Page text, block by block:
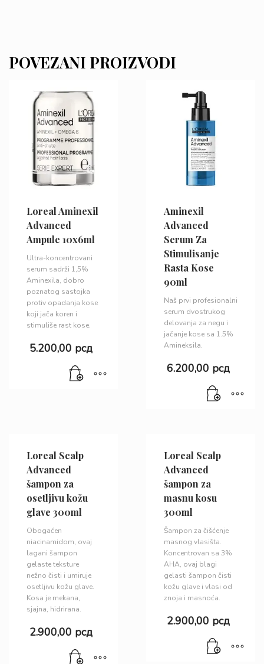
POVEZANI PROIZVODI
Loreal Aminexil
Advanced
Ampule 10x6ml
Ultra-koncentrovani
serum sadrži 1,5%
Aminexila, dobro
poznatog sastojka
protiv opadanja kose
koji jača koren i
stimuliše rast kose.
5.200,00 рсд
Aminexil
Advanced
Serum Za
Stimulisanje
Rasta Kose
90ml
Naš prvi profesionalni
serum dvostrukog
delovanja za negu i
jačanje kose sa 1.5%
Amineksila.
6.200,00 рсд
Loreal Scalp
Advanced
šampon za
osetljivu kožu
glave 300ml
Obogaćen
niacinamidom, ovaj
lagani šampon
gelaste teksture
nežno čisti i umiruje
osetljivu kožu glave.
Kosa je mekana,
sjajna, hidrirana.
2.900,00 рсд
Loreal Scalp
Advanced
šampon za
masnu kosu
300ml
Šampon za čišćenje
masnog vlasišta.
Koncentrovan sa 3%
AHA, ovaj blagi
gelasti šampon čisti
kožu glave i vlasi od
znoja i masnoća.
2.900,00 рсд